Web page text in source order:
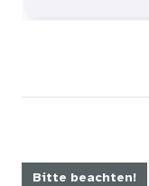
Bitte beachten!